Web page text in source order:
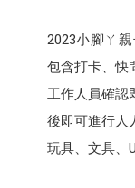
2023小腳ㄚ
包含打卡、快
工作人員確認
後即可進行人
玩具、文具、